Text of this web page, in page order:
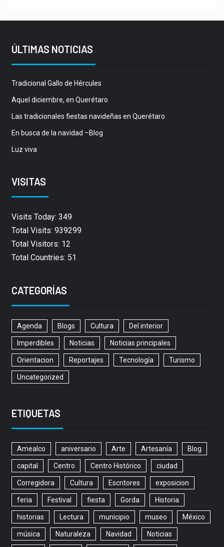
ÚLTIMAS NOTICIAS
Tradicional Gallo de Hércules
Aquel diciembre, en Querétaro
Las tradicionales fiestas navideñas en Querétaro
En busca de la navidad –Blog
Luz viva
VISITAS
Visits Today: 349
Total Visits: 939299
Total Visitors: 12
Total Countries: 51
CATEGORÍAS
Agenda Blogs Cultura Del interior
Imperdibles Noticias Noticias principales
Orientacion Reportajes Tecnología Turismo
Uncategorized
ETIQUETAS
Amealco aniversario Arte Artesanía Blog
capital Centro Centro Histórico ciudad
Corregidora Cultura Escritores exposicion
feria Festival fiesta Gorda Historia
historias Lectura municipio museo México
música Naturaleza Navidad Noticias